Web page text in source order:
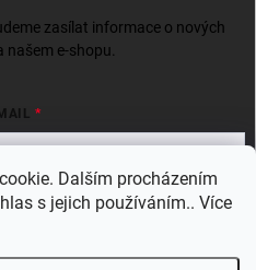
Dalším procházením
s jejich používáním.. Více
zasílat informace o nových
e-shopu.
se